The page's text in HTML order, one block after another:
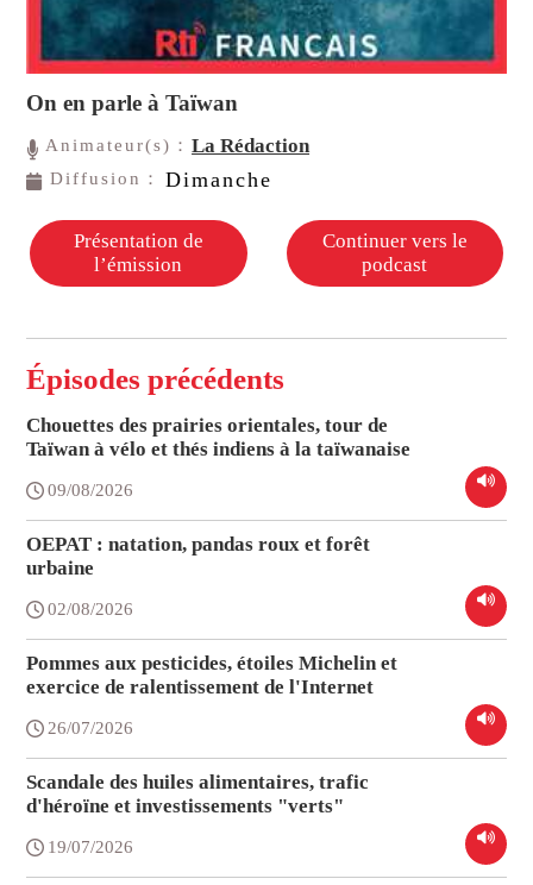
On en parle à Taïwan
Animateur(s)：La Rédaction
Diffusion： Dimanche
Présentation de
l’émission
Continuer vers le
podcast
Épisodes précédents
Chouettes des prairies orientales, tour de
Taïwan à vélo et thés indiens à la taïwanaise
09/08/2026
OEPAT : natation, pandas roux et forêt
urbaine
02/08/2026
Pommes aux pesticides, étoiles Michelin et
exercice de ralentissement de l'Internet
26/07/2026
Scandale des huiles alimentaires, trafic
d'héroïne et investissements "verts"
19/07/2026